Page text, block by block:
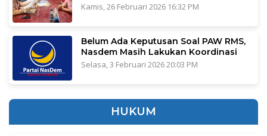
Kamis, 26 Februari 2026 16:32 PM
Belum Ada Keputusan Soal PAW RMS,
Nasdem Masih Lakukan Koordinasi
Selasa, 3 Februari 2026 20:03 PM
HUKUM